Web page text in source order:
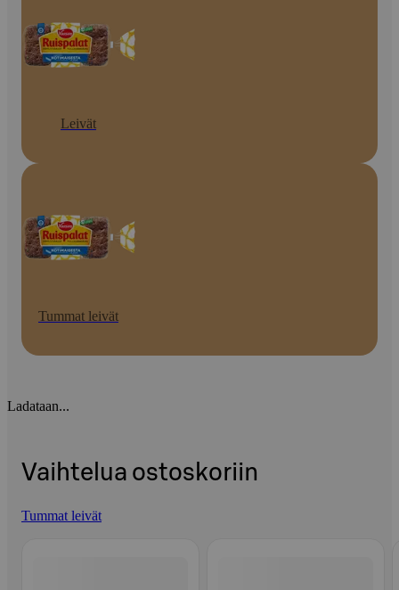
Leivät
Tummat leivät
Ladataan...
Vaihtelua ostoskoriin
Tummat leivät